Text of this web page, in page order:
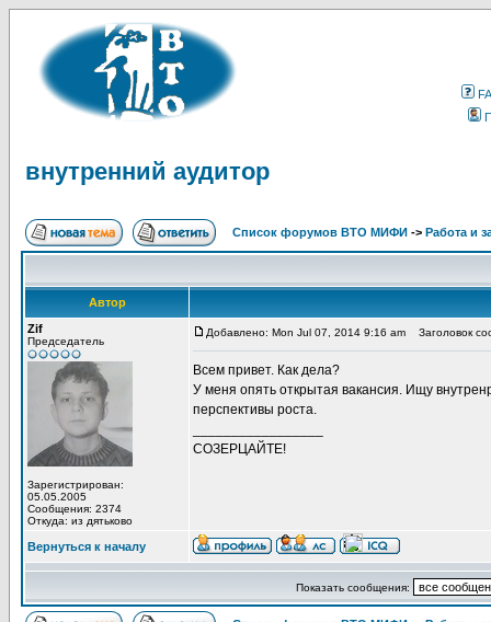
внутренний аудитор
Список форумов ВТО МИФИ -> Работа и
Автор
Zif
Председатель
Зарегистрирован:
05.05.2005
Сообщения: 2374
Откуда: из дятьково
Добавлено: Mon Jul 07, 2014 9:16 am Заголовок
Всем привет. Как дела?
У меня опять открытая вакансия. Ищу
перспективы роста.
СОЗЕРЦАЙТЕ!
Вернуться к началу
Показать сообщения: